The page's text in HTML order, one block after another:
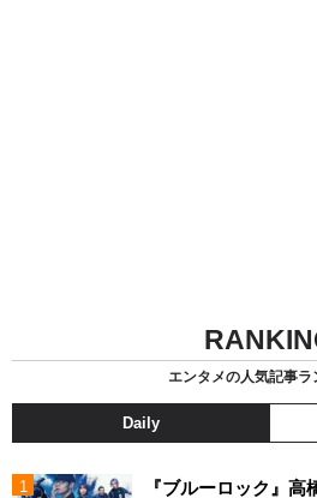
エンタメの人気記事ラ
Daily
『ブルーロック』